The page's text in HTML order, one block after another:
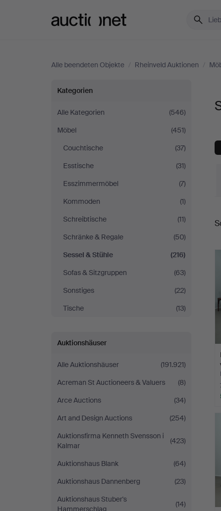
Alle beendeten Objekte / Rheinveld Auktionen /
Sessel
&
Stühle
bei
Rheinveld
Auktionen
Kategorien
Alle Kategorien
(546)
Möbel
(451)
Couchtische
(37)
Esstische
(31)
Esszimmermöbel
(7)
Kommoden
(1)
Schreibtische
(11)
Schränke & Regale
(50)
Sessel & Stühle
(216)
Sofas & Sitzgruppen
(63)
Sonstiges
(22)
Tische
(13)
Auktionshäuser
Alle Auktionshäuser
(191.921)
Acreman St Auctioneers & Valuers
(8)
Arce Auctions
(34)
Art and Design Auctions
(254)
Auktionsfirma Kenneth Svensson i
Kalmar
(423)
Auktionshaus Blank
(64)
Auktionshaus Dannenberg
(23)
Auktionshaus Stuber's
Hammerschlag
(14)